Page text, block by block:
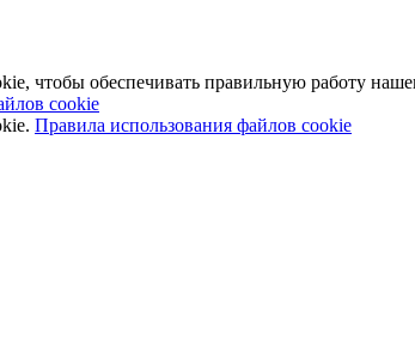
чтобы обеспечивать правильную работу
cookie
Правила использования файлов cookie